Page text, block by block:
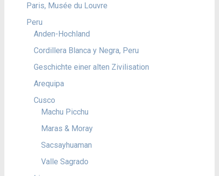
Paris, Musée du Louvre
Peru
Anden-Hochland
Cordillera Blanca y Negra, Peru
Geschichte einer alten Zivilisation
Arequipa
Cusco
Machu Picchu
Maras & Moray
Sacsayhuaman
Valle Sagrado